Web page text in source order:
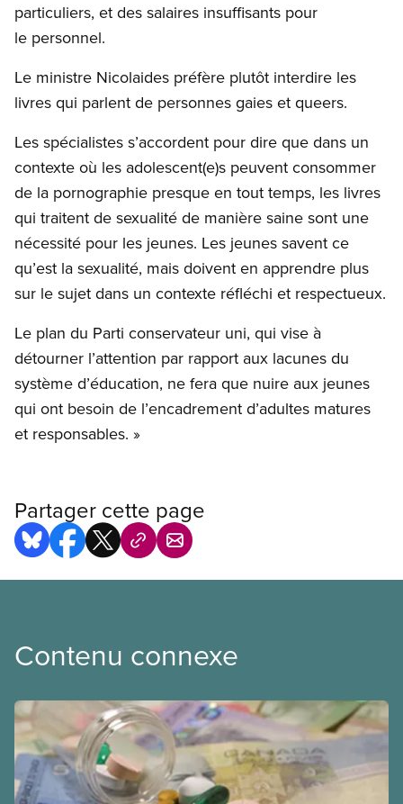
particuliers, et des salaires insuffisants pour
le personnel.
Le ministre Nicolaides préfère plutôt interdire les
livres qui parlent de personnes gaies et queers.
Les spécialistes s’accordent pour dire que dans un
contexte où les adolescent(e)s peuvent consommer
de la pornographie presque en tout temps, les livres
qui traitent de sexualité de manière saine sont une
nécessité pour les jeunes. Les jeunes savent ce
qu’est la sexualité, mais doivent en apprendre plus
sur le sujet dans un contexte réfléchi et respectueux.
Le plan du Parti conservateur uni, qui vise à
détourner l’attention par rapport aux lacunes du
système d’éducation, ne fera que nuire aux jeunes
qui ont besoin de l’encadrement d’adultes matures
et responsables. »
Partager cette page
Contenu connexe